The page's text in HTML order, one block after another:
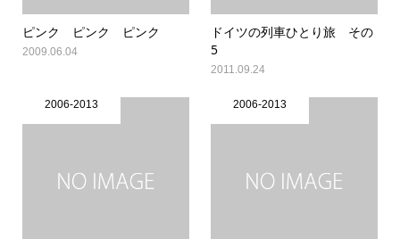
ピンク ピンク ピンク
2009.06.04
ドイツの列車ひとり旅 その
5
2011.09.24
2006-2013 2006-2013